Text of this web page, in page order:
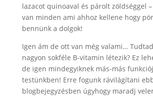
lazacot quinoaval és párolt zöldséggel
van minden ami ahhoz kellene hogy
bennünk a dolgok!
Igen ám de ott van még valami…
nagyon sokféle B-vitamin létezik? Ez
de igen mindegyiknek más-más
testünkben! Erre fogunk rávilágítani
blogbejegyzésben úgyhogy maradj